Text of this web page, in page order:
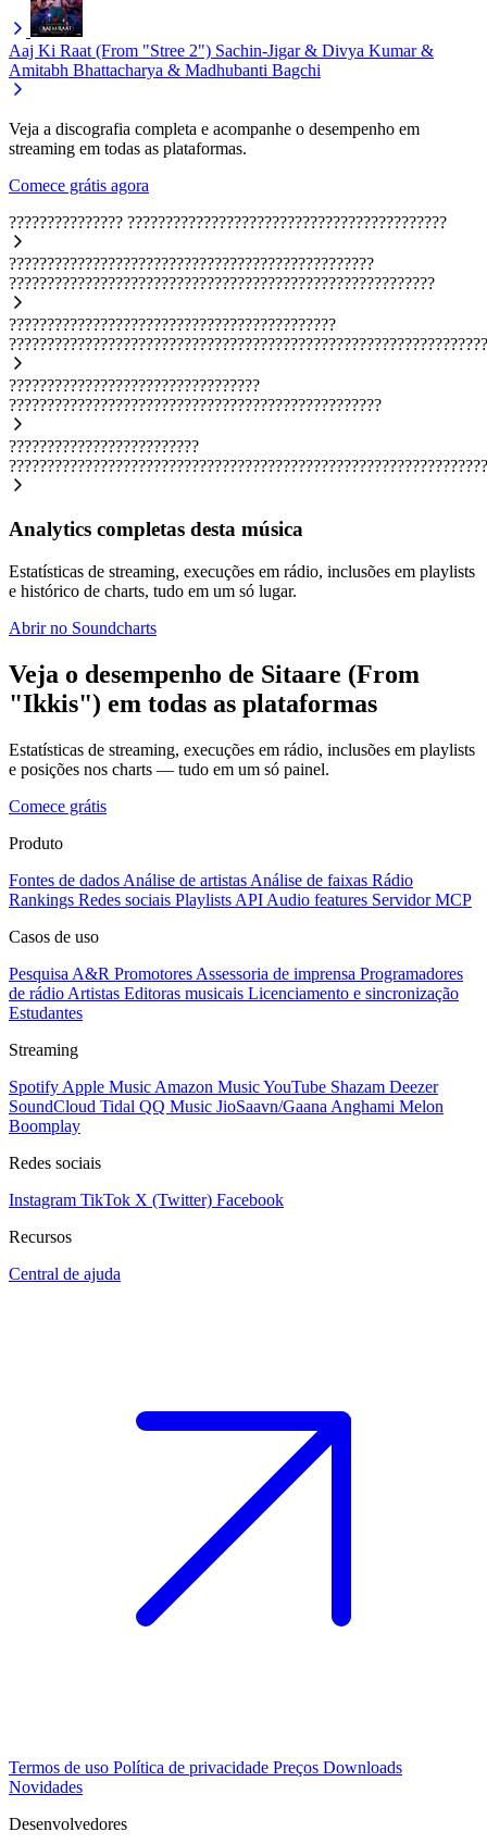
Aaj Ki Raat (From "Stree 2") Sachin-Jigar & Divya Kumar &
Amitabh Bhattacharya & Madhubanti Bagchi
Veja a discografia completa e acompanhe o desempenho em
streaming em todas as plataformas.
Comece grátis agora
??????????????? ??????????????????????????????????????????
????????????????????????????????????????????????
????????????????????????????????????????????????????????
???????????????????????????????????????????
?????????????????????????????????
?????????????????????????????????????????????????
?????????????????????????
Analytics completas desta música
Estatísticas de streaming, execuções em rádio, inclusões em playlists
e histórico de charts, tudo em um só lugar.
Abrir no Soundcharts
Veja o desempenho de Sitaare (From
"Ikkis") em todas as plataformas
Estatísticas de streaming, execuções em rádio, inclusões em playlists
e posições nos charts — tudo em um só painel.
Comece grátis
Produto
Fontes de dados Análise de artistas Análise de faixas Rádio
Rankings Redes sociais Playlists API Audio features Servidor MCP
Casos de uso
Pesquisa A&R Promotores Assessoria de imprensa Programadores
de rádio Artistas Editoras musicais Licenciamento e sincronização
Estudantes
Streaming
Spotify Apple Music Amazon MusicYouTube Shazam Deezer
SoundCloud Tidal QQ Music JioSaavn/Gaana Anghami Melon
Boomplay
Redes sociais
Instagram TikTok X (Twitter) Facebook
Recursos
Central de ajuda
Termos de uso Política de privacidade Preços Downloads
Novidades
Desenvolvedores